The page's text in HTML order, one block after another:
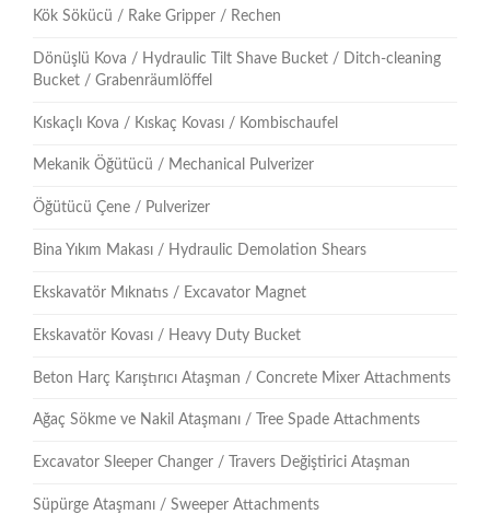
Kök Sökücü / Rake Gripper / Rechen
Dönüşlü Kova / Hydraulic Tilt Shave Bucket / Ditch-cleaning
Bucket / Grabenräumlöffel
Kıskaçlı Kova / Kıskaç Kovası / Kombischaufel
Mekanik Öğütücü / Mechanical Pulverizer
Öğütücü Çene / Pulverizer
Bina Yıkım Makası / Hydraulic Demolation Shears
Ekskavatör Mıknatıs / Excavator Magnet
Ekskavatör Kovası / Heavy Duty Bucket
Beton Harç Karıştırıcı Ataşman / Concrete Mixer Attachments
Ağaç Sökme ve Nakil Ataşmanı / Tree Spade Attachments
Excavator Sleeper Changer / Travers Değiştirici Ataşman
Süpürge Ataşmanı / Sweeper Attachments